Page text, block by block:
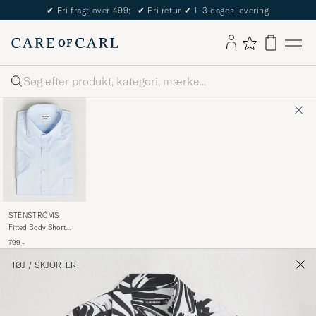
The Care of Carl Passport
Søg
STENSTRÖMS
Fitted Body Short
Light Blue
799,-
TØJ / SKJORTER